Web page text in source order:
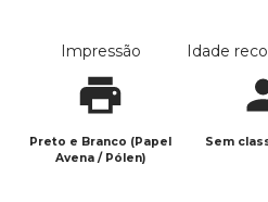
Impressão
Preto e Branco (Papel
Avena / Pólen)
Idade
Sem